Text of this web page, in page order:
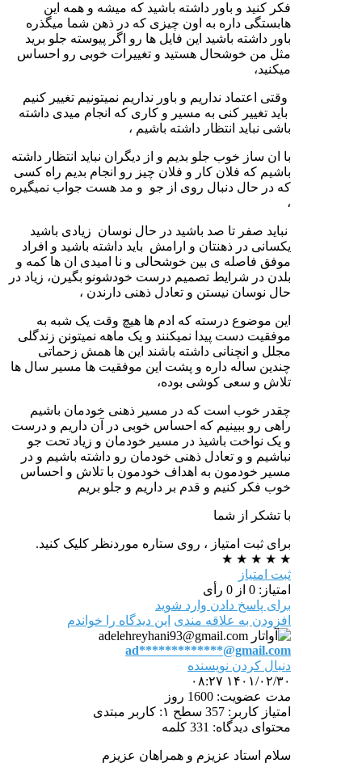
فکر کنید و باور داشته باشید که میشه و همه این
هابستگی داره به اون چیزی که در ذهن شما میگذره
باور داشته باشید این فایل ها رو اگر پیوسته جلو برید
مثل من خوشحال هستید و تغییرات خوبی رو احساس
میکنید،
وقتی اعتماد نداریم و باور نداریم نمیتونیم تغییر کنیم
باید تغییر کنی به مسیر و کاری که انجام میدی داشته
باشی نباید انتظار داشته باشیم ،
با ان ساز خوب جلو بدیم و از دیگران نباید انتظار داشته
باشیم که فلان کار و فلان چیز رو انجام بدیم راه کسی
که در حال دنبال روی از جو و مد هست جواب نمیگیره
،
نباید صفر تا صد باشید در حال نوسان زیادی باشید
یکسانی در ذهنتان و ارامش باید داشته باشید و افراد
موفق فاصله ی بین خوشحالی و نا امیدی ان ها کمه و
بلدن در شرایط تصمیم درست خودشونو بگیرن، زیاد در
حال نوسان نیستن و تعادل ذهنی دارندن ،
این موضوع درسته که ادم ها هیچ وقت یک شبه به
موفقیت دست پیدا نمیکنند و یک ماهه نمیتونن زندگلی
مجلل و انچنانی داشته باشند این ها همش زحماتی
چندین ساله داره و پشت این موفقیت ها مسیر سال ها
تلاش و سعی کوشی بوده،
چقدر خوب است که در مسیر ذهنی خودمان باشیم
راهی رو ببینیم که احساس خوبی در آن داریم و درست
و یک نواخت باشیذ در مسیر خودمان و زیاد تحت جو
نباشیم و و تعادل ذهنی خودمان رو داشته باشیم و در
مسیر خودمون به اهداف خودمون با تلاش و احساس
خوب فکر کنیم و قدم بر داریم و جلو بریم
با تشکر از شما
برای ثبت امتیاز ، روی ستاره موردنظر کلیک کنید.
★
★
★
★
★
ثبت امتیاز
امتیاز: 0 از 0 رأی
برای پاسخ دادن وارد شوید
افزودن به علاقه مندی این دیدگاه را خواندم
ad*************@gmail.com
دنبال کردن نویسنده
۱۴۰۱/۰۲/۳۰ ۰۸:۲۷
مدت عضویت: 1600 روز
امتیاز کاربر: 357
سطح ۱: کاربر مبتدی
محتوای دیدگاه: 331 کلمه
سلام استاد عزیزم و همراهان عزیزم